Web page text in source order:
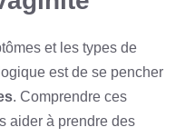
et les types de
est de se pencher
. Comprendre ces
aider à prendre des